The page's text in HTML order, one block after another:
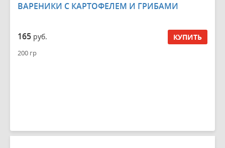
ВАРЕНИКИ С КАРТОФЕЛЕМ И ГРИБАМИ
165 руб. КУПИТЬ
200 гр